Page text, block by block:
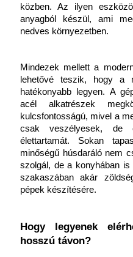
közben. Az ilyen
anyagból készül, ami
nedves környezetben.
Mindezek mellett a
lehetővé teszik, hogy a
hatékonyabb legyen. A
acél alkatrészek
kulcsfontosságú, mivel a
csak veszélyesek, de
élettartamát. Sokan
minőségű húsdaráló nem
szolgál, de a konyhában
szakaszában akár
pépek készítésére.
Hogy legyenek
hosszú távon?